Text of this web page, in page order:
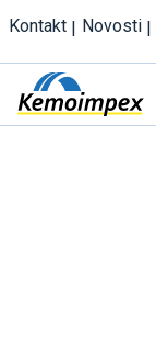
Kontakt Novosti